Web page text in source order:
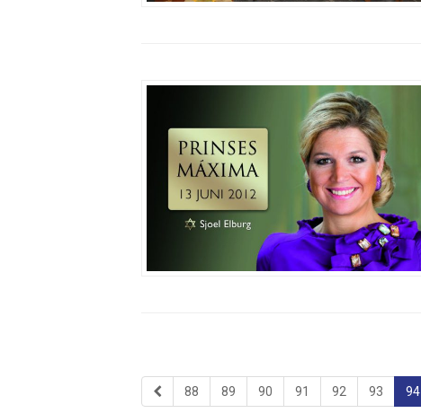
88 89 90 91 92 93 94